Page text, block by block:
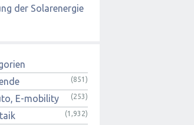
der Solarenergie
(851)
E-mobility (253)
(1,932)